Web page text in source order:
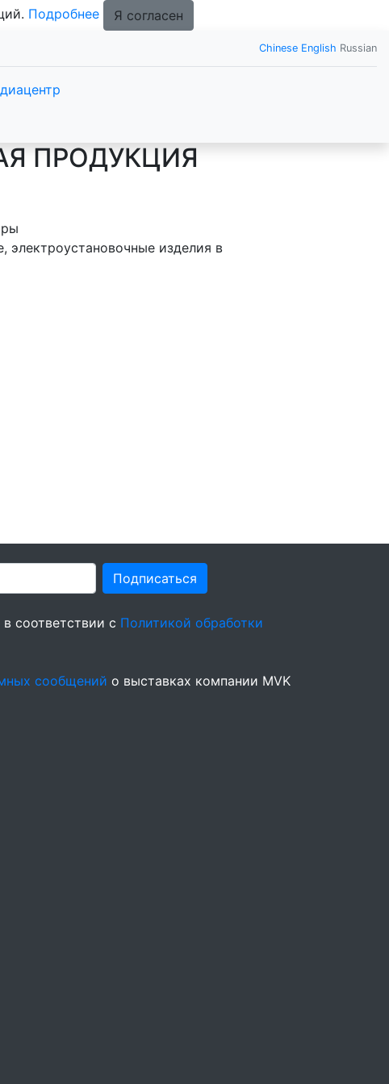
Подробнее Я согласен
Chinese English Russian
ПРОДУКЦИЯ
электроустановочные изделия в
Подписаться
в соответствии с Политикой обработки
сообщений о выставках компании MVK